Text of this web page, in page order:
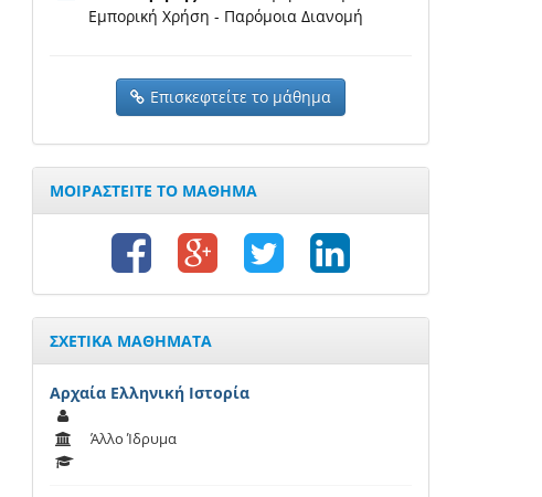
Εμπορική Χρήση - Παρόμοια Διανομή
Επισκεφτείτε το μάθημα
ΜΟΙΡΑΣΤΕΙΤΕ ΤΟ ΜΑΘΗΜΑ
ΣΧΕΤΙΚΑ ΜΑΘΗΜΑΤΑ
Αρχαία Ελληνική Ιστορία
Άλλο Ίδρυμα